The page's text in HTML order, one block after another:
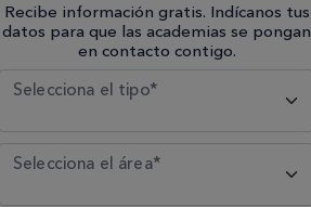
Recibe información gratis. Indícanos tus
datos para que las academias se pongan
en contacto contigo.
Selecciona el tipo*
Selecciona el área*